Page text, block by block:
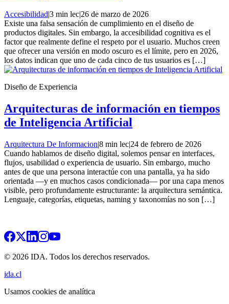
Accesibilidad|3 min lec|26 de marzo de 2026
Existe una falsa sensación de cumplimiento en el diseño de
productos digitales. Sin embargo, la accesibilidad cognitiva es el
factor que realmente define el respeto por el usuario. Muchos creen
que ofrecer una versión en modo oscuro es el límite, pero en 2026,
los datos indican que uno de cada cinco de tus usuarios es […]
Diseño de Experiencia
Arquitecturas de información en tiempos
de Inteligencia Artificial
Arquitectura De Informacion|8 min lec|24 de febrero de 2026
Cuando hablamos de diseño digital, solemos pensar en interfaces,
flujos, usabilidad o experiencia de usuario. Sin embargo, mucho
antes de que una persona interactúe con una pantalla, ya ha sido
orientada —y en muchos casos condicionada— por una capa menos
visible, pero profundamente estructurante: la arquitectura semántica.
Lenguaje, categorías, etiquetas, naming y taxonomías no son […]
© 2026 IDA. Todos los derechos reservados.
ida.cl
Usamos cookies de analítica